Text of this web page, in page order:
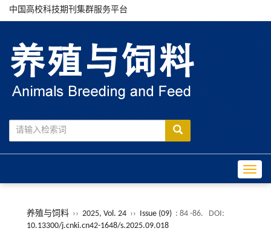
中国高校科技期刊集群服务平台
养殖与饲料 ›› 2025, Vol. 24 ›› Issue (09) : 84 -86.
DOI:
10.13300/j.cnki.cn42-1648/s.2025.09.018